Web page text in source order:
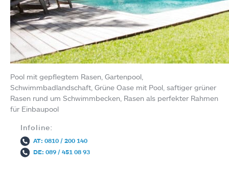
Pool mit gepflegtem Rasen, Gartenpool,
Schwimmbadlandschaft, Grüne Oase mit Pool, saftiger grüner
Rasen rund um Schwimmbecken, Rasen als perfekter Rahmen
für Einbaupool
Infoline:
AT: 0810 / 200 140
DE: 089 / 451 08 93